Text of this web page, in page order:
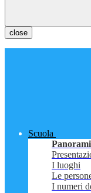
close
Scuola
I luoghi
Le
I numeri